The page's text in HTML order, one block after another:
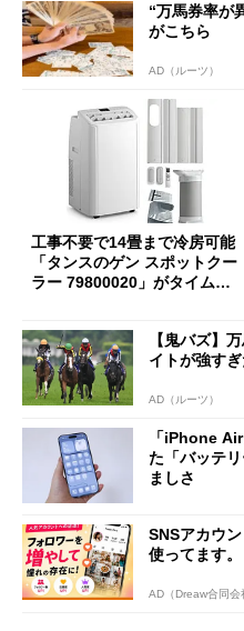
“万馬券率が
がこちら
AD（ルーツ）
工事不要で14畳まで冷房可能
「タンスのゲン スポットクー
ラー 79800020」がタイムセ
【鬼バズ】
イトが強すぎ
AD（ルーツ）
「iPhone
た「バッテ
ましさ
SNSアカウ
使ってます。
AD（Dreaw合同会